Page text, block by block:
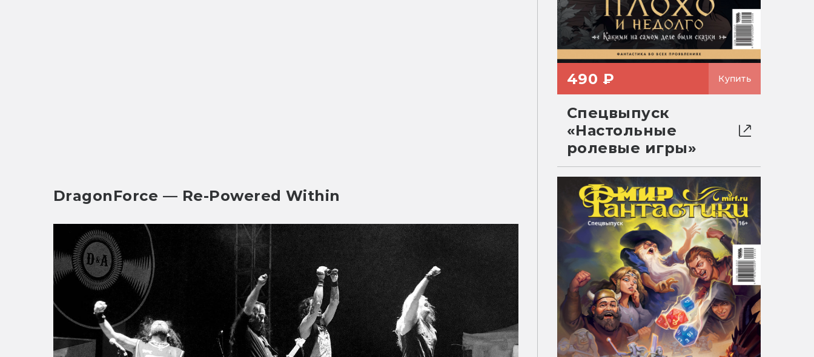
DragonForce — Re-Powered Within
490 ₽ Купить
Спецвыпуск
«Настольные
ролевые игры»